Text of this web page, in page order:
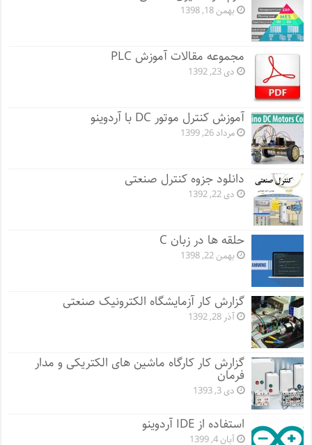
بهمن 18, 1398
مجموعه مقالات آموزش PLC
دی 23, 1392
آموزش کنترل موتور DC با آردوینو
مرداد 26, 1399
دانلود جزوه کنترل صنعتی
دی 22, 1392
حلقه ها در زبان C
بهمن 22, 1398
گزارش کار آزمایشگاه الکترونیک صنعتی
آذر 28, 1392
گزارش کار کارگاه ماشین های الکتریکی و مدار
فرمان
دی 3, 1393
استفاده از IDE آردوینو
آبان 4, 1399